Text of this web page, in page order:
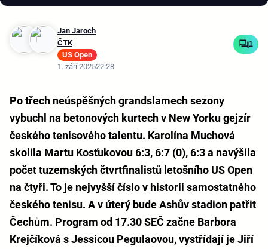
Jan Jaroch
ČTK
US Open
1. září 202522:28
1
Po třech neúspěšných grandslamech sezony
vybuchl na betonových kurtech v New Yorku gejzír
českého tenisového talentu. Karolína Muchová
skolila Martu Kosťukovou 6:3, 6:7 (0), 6:3 a navýšila
počet tuzemských čtvrtfinalistů letošního US Open
na čtyři. To je nejvyšší číslo v historii samostatného
českého tenisu. A v úterý bude Ashův stadion patřit
Čechům. Program od 17.30 SEČ začne Barbora
Krejčíková s Jessicou Pegulaovou, vystřídají je Jiří